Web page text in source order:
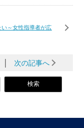
い～女性指導者が広
│ 次の記事へ